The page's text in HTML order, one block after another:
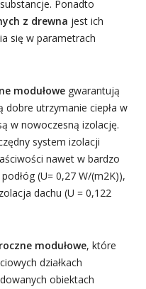
Ponadto
z drewna jest ich
się w parametrach
modułowegwarantują
dobre utrzymanie ciepła w
w nowoczesną izolację.
system izolacji
nawet w bardzo
(U= 0,27 W/(m2K)),
dachu (U = 0,122
modułowe, które
działkach
obiektach